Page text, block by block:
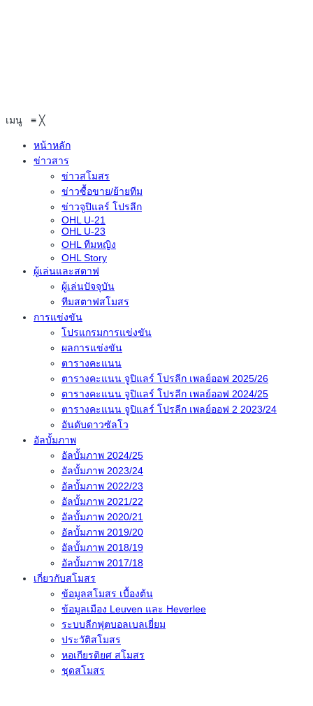
เมนู ≡ ╳
หน้าหลัก
ข่าวสาร
ข่าวสโมสร
ข่าวซื้อขาย/ย้ายทีม
ข่าวจูปิแลร์ โปรลีก
OHL U-21
OHL U-23
OHL ทีมหญิง
OHL Story
ผู้เล่นและสตาฟ
ผู้เล่นปัจจุบัน
ทีมสตาฟสโมสร
การแข่งขัน
โปรแกรมการแข่งขัน
ผลการแข่งขัน
ตารางคะแนน
ตารางคะแนน จูปิแลร์ โปรลีก เพลย์ออฟ 2025/26
ตารางคะแนน จูปิแลร์ โปรลีก เพลย์ออฟ 2024/25
ตารางคะแนน จูปิแลร์ โปรลีก เพลย์ออฟ 2 2023/24
อันดับดาวซัลโว
อัลบั้มภาพ
อัลบั้มภาพ 2024/25
อัลบั้มภาพ 2023/24
อัลบั้มภาพ 2022/23
อัลบั้มภาพ 2021/22
อัลบั้มภาพ 2020/21
อัลบั้มภาพ 2019/20
อัลบั้มภาพ 2018/19
อัลบั้มภาพ 2017/18
เกี่ยวกับสโมสร
ข้อมูลสโมสร เบื้องต้น
ข้อมูลเมือง Leuven และ Heverlee
ระบบลีกฟุตบอลเบลเยี่ยม
ประวัติสโมสร
หอเกียรติยศ สโมสร
ชุดสโมสร